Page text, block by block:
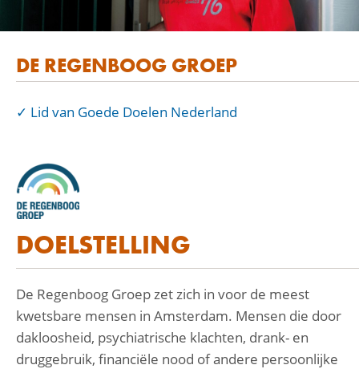
DE REGENBOOG GROEP
Lid van Goede Doelen Nederland
DOELSTELLING
De Regenboog Groep zet zich in voor de meest
kwetsbare mensen in Amsterdam. Mensen die door
dakloosheid, psychiatrische klachten, drank- en
druggebruik, financiële nood of andere persoonlijke